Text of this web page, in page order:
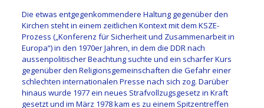
Die etwas entgegenkommendere Haltung gegenüber den
Kirchen steht in einem zeitlichen Kontext mit dem KSZE-
Prozess („Konferenz für Sicherheit und Zusammenarbeit in
Europa“) in den 1970er Jahren, in dem die DDR nach
aussenpolitischer Beachtung suchte und ein scharfer Kurs
gegenüber den Religionsgemeinschaften die Gefahr einer
schlechten internationalen Presse nach sich zog. Darüber
hinaus wurde 1977 ein neues Strafvollzugsgesetz in Kraft
gesetzt und im März 1978 kam es zu einem Spitzentreffen